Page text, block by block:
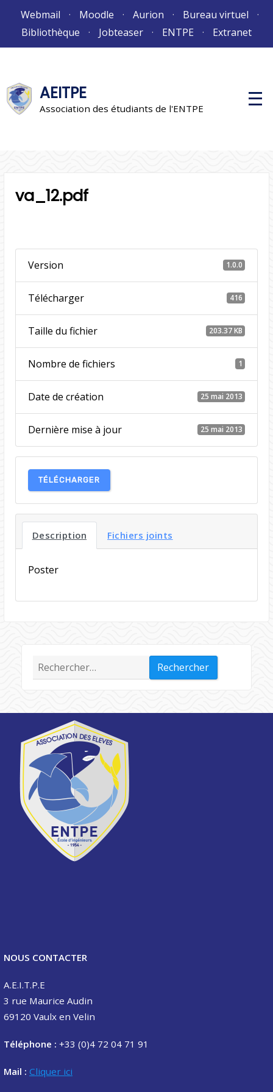
Webmail Moodle Aurion
Bureau virtuel
Bibliothèque
Jobteaser ENTPE Extranet
AEITPE
Association des étudiants de l'ENTPE
M
e
va_12.pdf
Version 1.0.0
Télécharger 416
Taille du fichier 203.37 KB
Nombre de fichiers 1
Date de création 25 mai 2013
Dernière mise à jour 25 mai 2013
TÉLÉCHARGER
Description Fichiers joints
Poster
Rechercher :
NOUS CONTACTER
A.E.I.T.P.E
3 rue Maurice Audin
69120 Vaulx en Velin
Téléphone : +33 (0)4 72 04 71 91
Mail : Cliquer ici